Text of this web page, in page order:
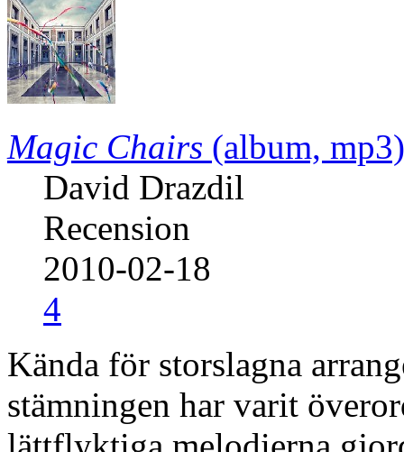
Magic Chairs (album, mp3)
David Drazdil
Recension
2010-02-18
4
Kända för storslagna
stämningen har varit